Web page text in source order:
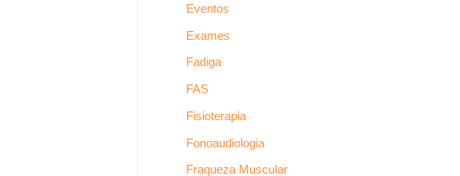
Eventos
Exames
Fadiga
FAS
Fisioterapia
Fonoaudiologia
Fraqueza Muscular